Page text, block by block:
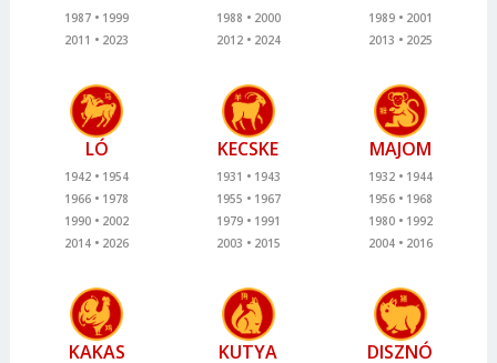
1987
1999
2011
2023
1988
2000
2012
2024
1989
2001
2013
2025
LÓ
1942
1954
1966
1978
1990
2002
2014
2026
KECSKE
1931
1943
1955
1967
1979
1991
2003
2015
MAJOM
1932
1944
1956
1968
1980
1992
2004
2016
KAKAS KUTYA DISZNÓ